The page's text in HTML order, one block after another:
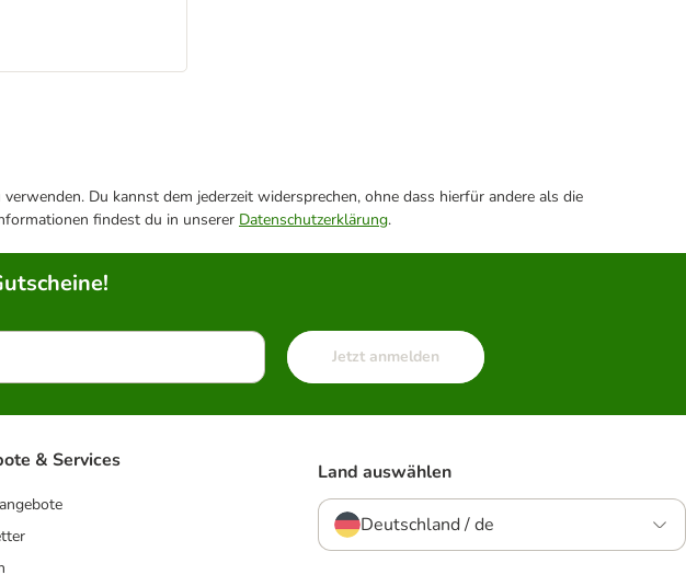
Du kannst dem jederzeit widersprechen, ohne dass hierfür andere als die
findest du in unserer Datenschutzerklärung.
Jetzt anmelden
& Services Land auswählen
Deutschland / de